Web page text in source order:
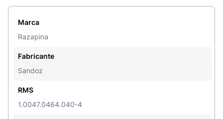
Marca
Razapina
Fabricante
Sandoz
RMS
1.0047.0464.040-4